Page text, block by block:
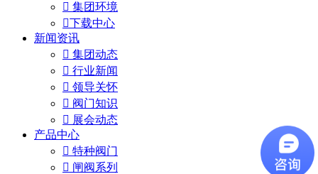
 集团环境
下载中心
新闻资讯
 集团动态
 行业新闻
 领导关怀
 阀门知识
 展会动态
产品中心
 特种阀门
 闸阀系列